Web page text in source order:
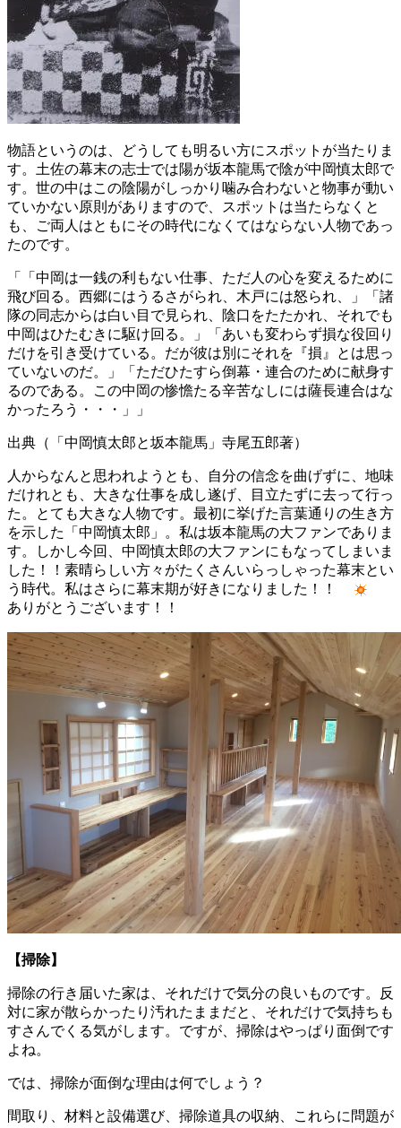
物語というのは、どうしても明るい方にスポットが当たりま
す。土佐の幕末の志士では陽が坂本龍馬で陰が中岡慎太郎で
す。世の中はこの陰陽がしっかり噛み合わないと物事が動い
ていかない原則がありますので、スポットは当たらなくと
も、ご両人はともにその時代になくてはならない人物であっ
たのです。
「中岡は一銭の利もない仕事、 ただ人の心を変えるために
飛び回る。西郷にはうるさがられ、 木戸には怒られ、
諸
隊の同志からは白い目で見られ、陰口をたたかれ、 それでも
中岡はひたむきに駆け回る。
あいも変わらず損な役回り
だけを引き受けている。 だが彼は別にそれを『損』とは思っ
ていないのだ。
ただひたすら倒幕・連合のために献身す
るのである。
この中岡の惨憺たる辛苦なしには薩長連合はな
かったろう・・・」
出典 （「中岡慎太郎と坂本龍馬」寺尾五郎著）
人からなんと思われようとも、自分の信念を曲げずに、地味
だけれとも、大きな仕事を成し遂げ、目立たずに去って行っ
た。とても大きな人物です。最初に挙げた言葉通りの生き方
を示した「中岡慎太郎」。私は坂本龍馬の大ファンでありま
す。しかし今回、中岡慎太郎の大ファンにもなってしまいま
した！！素晴らしい方々がたくさんいらっしゃった幕末とい
う時代。私はさらに幕末期が好きになりました！！
ありがとうございます！！
【掃除】
掃除の行き届いた家は、それだけで気分の良いものです。反
対に家が散らかったり汚れたままだと、それだけで気持ちも
すさんでくる気がします。ですが、掃除はやっぱり面倒です
よね。
では、掃除が面倒な理由は何でしょう？
間取り、材料と設備選び、掃除道具の収納、これらに問題が